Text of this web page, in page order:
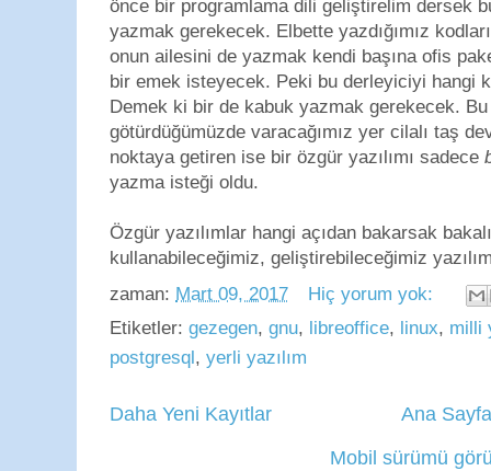
önce bir programlama dili geliştirelim dersek
yazmak gerekecek. Elbette yazdığımız
onun ailesini de yazmak kendi başına ofis
bir emek isteyecek. Peki bu derleyiciyi hangi
Demek ki bir de kabuk yazmak gerekecek.
götürdüğümüzde varacağımız yer cilalı taş
noktaya getiren ise bir özgür yazılımı sadece
yazma isteği oldu.
Özgür yazılımlar hangi açıdan bakarsak
kullanabileceğimiz, geliştirebileceğimiz
zaman: Mart 09, 2017
Hiç yorum yok:
Etiketler: gezegen, gnu, libreoffice, linux, milli
postgresql, yerli yazılım
Daha Yeni Kayıtlar
Ana
Mobil sürümü